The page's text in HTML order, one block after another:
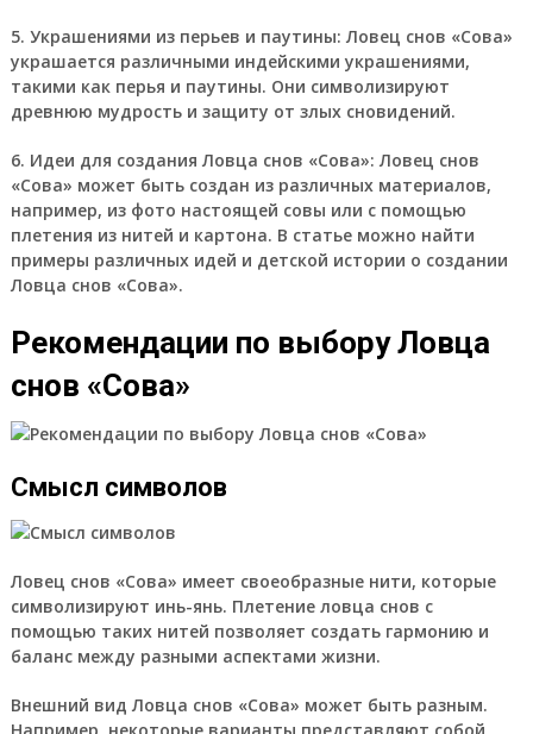
5. Украшениями из перьев и паутины: Ловец снов «Сова»
украшается различными индейскими украшениями,
такими как перья и паутины. Они символизируют
древнюю мудрость и защиту от злых сновидений.
6. Идеи для создания Ловца снов «Сова»: Ловец снов
«Сова» может быть создан из различных материалов,
например, из фото настоящей совы или с помощью
плетения из нитей и картона. В статье можно найти
примеры различных идей и детской истории о создании
Ловца снов «Сова».
Рекомендации по выбору Ловца
снов «Сова»
Смысл символов
Ловец снов «Сова» имеет своеобразные нити, которые
символизируют инь-янь. Плетение ловца снов с
помощью таких нитей позволяет создать гармонию и
баланс между разными аспектами жизни.
Внешний вид Ловца снов «Сова» может быть разным.